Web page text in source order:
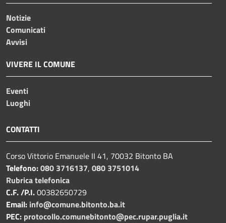
Notizie
Comunicati
Avvisi
VIVERE IL COMUNE
Eventi
Luoghi
CONTATTI
Corso Vittorio Emanuele II 41, 70032 Bitonto BA
Telefono:080 3716137, 080 3751014
Rubrica telefonica
C.F. /P.I.00382650729
Email: info@comune.bitonto.ba.it
PEC: protocollo.comunebitonto@pec.rupar.puglia.it